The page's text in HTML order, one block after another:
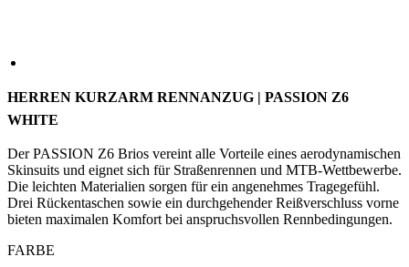
HERREN KURZARM RENNANZUG | PASSION Z6
WHITE
Der PASSION Z6 Brios vereint alle Vorteile eines aerodynamischen
Skinsuits und eignet sich für Straßenrennen und MTB-Wettbewerbe.
Die leichten Materialien sorgen für ein angenehmes Tragegefühl.
Drei Rückentaschen sowie ein durchgehender Reißverschluss vorne
bieten maximalen Komfort bei anspruchsvollen Rennbedingungen.
FARBE